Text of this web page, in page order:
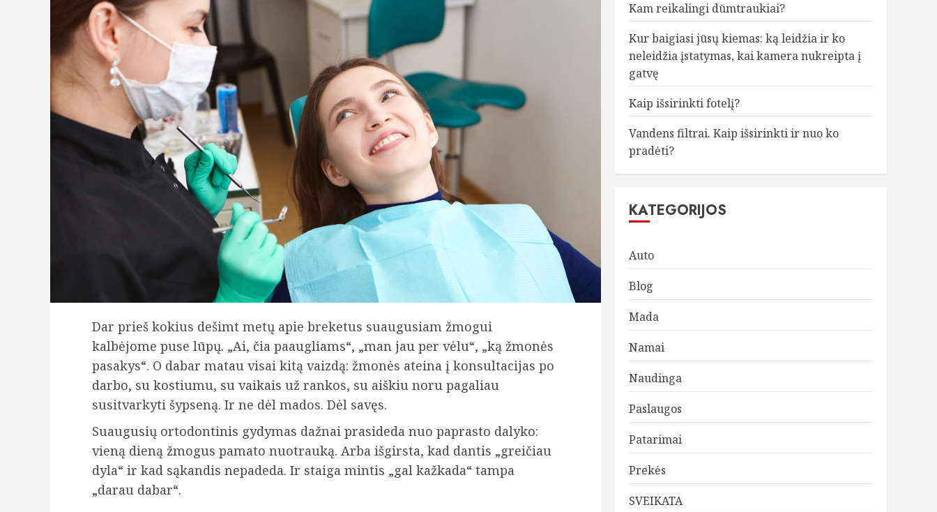
Dar prieš kokius dešimt metų apie breketus suaugusiam žmogui
kalbėjome puse lūpų. „Ai, čia paaugliams“, „man jau per vėlu“, „ką žmonės
pasakys“. O dabar matau visai kitą vaizdą: žmonės ateina į konsultacijas po
darbo, su kostiumu, su vaikais už rankos, su aiškiu noru pagaliau
susitvarkyti šypseną. Ir ne dėl mados. Dėl savęs.
Suaugusių ortodontinis gydymas dažnai prasideda nuo paprasto dalyko:
vieną dieną žmogus pamato nuotrauką. Arba išgirsta, kad dantis „greičiau
dyla“ ir kad sąkandis nepadeda. Ir staiga mintis „gal kažkada“ tampa
„darau dabar“.
Kam reikalingi dūmtraukiai?
Kur baigiasi jūsų kiemas: ką leidžia ir ko
neleidžia įstatymas, kai kamera nukreipta į
gatvę
Kaip išsirinkti fotelį?
Vandens filtrai. Kaip išsirinkti ir nuo ko
pradėti?
KATEGORIJOS
Auto
Blog
Mada
Namai
Naudinga
Paslaugos
Patarimai
Prekės
SVEIKATA